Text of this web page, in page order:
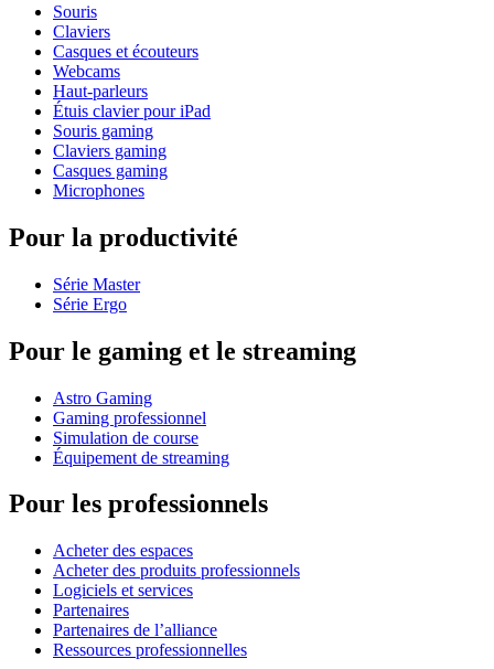
Souris
Claviers
Casques et écouteurs
Webcams
Haut-parleurs
Étuis clavier pour iPad
Souris gaming
Claviers gaming
Casques gaming
Microphones
Pour la productivité
Série Master
Série Ergo
Pour le gaming et le streaming
Astro Gaming
Gaming professionnel
Simulation de course
Équipement de streaming
Pour les professionnels
Acheter des espaces
Acheter des produits professionnels
Logiciels et services
Partenaires
Partenaires de l’alliance
Ressources professionnelles